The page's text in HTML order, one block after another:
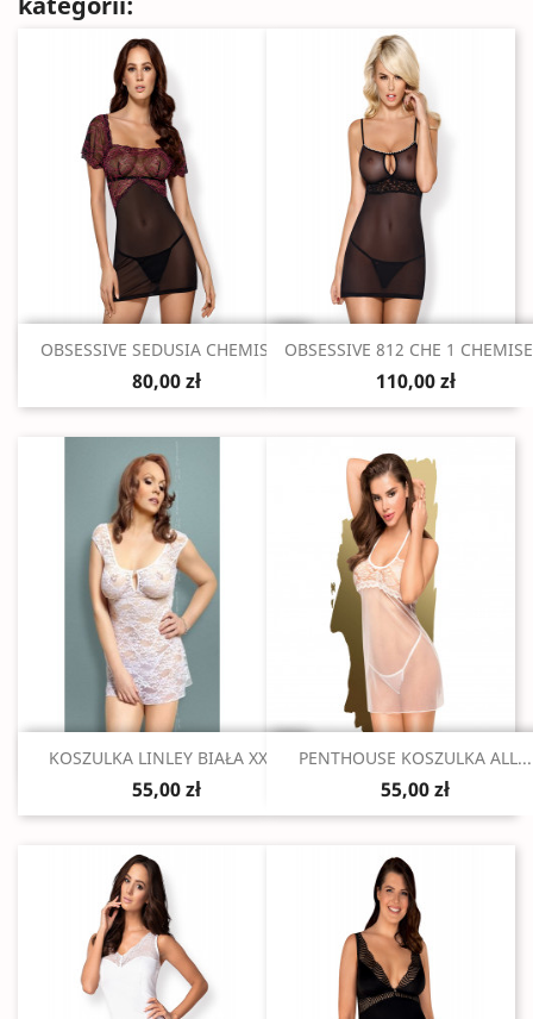
Szybki podgląd
OBSESSIVE SEDUSIA CHEMISE...
80,00 zł
Szybki podgląd
OBSESSIVE 812 CHE 1
110,00 zł
Szybki podgląd
KOSZULKA LINLEY BIAŁA XXXL
55,00 zł
Szybki podgląd
PENTHOUSE KOSZULKA ALL...
55,00 zł